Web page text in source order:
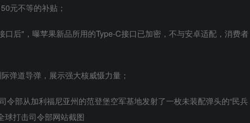
元不等的补贴；
后"，曝苹果新品所用的Type-C接口已加密，不与安卓适配，消费者
弹道导弹，展示强大核威慑力量；
令部从加利福尼亚州的范登堡空军基地发射了一枚未装配弹头的“民兵
球打击司令部网站截图